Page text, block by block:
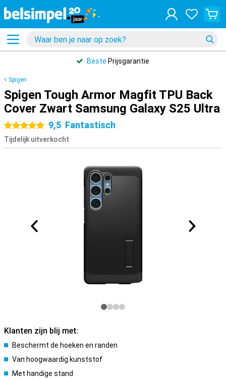
Beste Prijsgarantie
Spigen
Spigen Tough Armor Magfit TPU Back
Cover Zwart Samsung Galaxy S25 Ultra
5 sterren9,5 Fantastisch
Tijdelijk uitverkocht
Klanten zijn blij met:
Beschermt de hoeken en randen
Van hoogwaardig kunststof
Met handige stand